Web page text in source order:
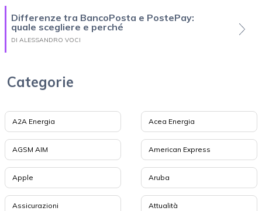
Differenze tra BancoPosta e PostePay:
quale scegliere e perché
DI ALESSANDRO VOCI
Categorie
A2A Energia Acea Energia
AGSM AIM American Express
Apple Aruba
Assicurazioni Attualità